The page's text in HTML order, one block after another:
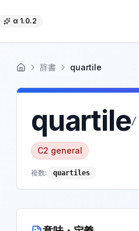
α 1.0.2
ホーム 辞書 quartile
quartile/
C2 general
複数: quartiles